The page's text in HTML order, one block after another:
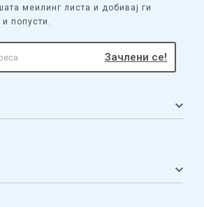
меилинг листа и добивај ги
попусти.